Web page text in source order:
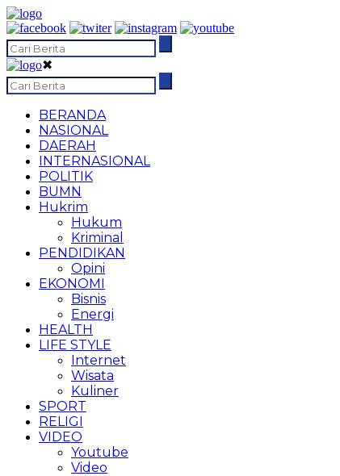
✖
BERANDA
NASIONAL
DAERAH
INTERNASIONAL
POLITIK
BUMN
Hukrim
Hukum
Kriminal
PENDIDIKAN
Opini
EKONOMI
Bisnis
Energi
HEALTH
LIFE STYLE
Internet
Wisata
Kuliner
SPORT
RELIGI
VIDEO
Youtube
Video